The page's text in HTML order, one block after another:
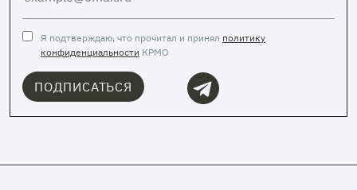
Я подтверждаю, что прочитал и принял политику
конфиденциальности КРМО
ПОДПИСАТЬСЯ